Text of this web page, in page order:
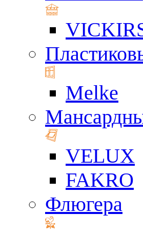
Melke
VELUX
FAKRO
Флюгера